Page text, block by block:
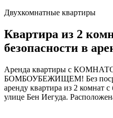
Двухкомнатные квартиры
Квартира из 2
безопасности в
Аренда квартиры с
БОМБОУБЕЖИЩЕМ! Без
аренду квартира из 2 комнат
улице Бен Иегуда.